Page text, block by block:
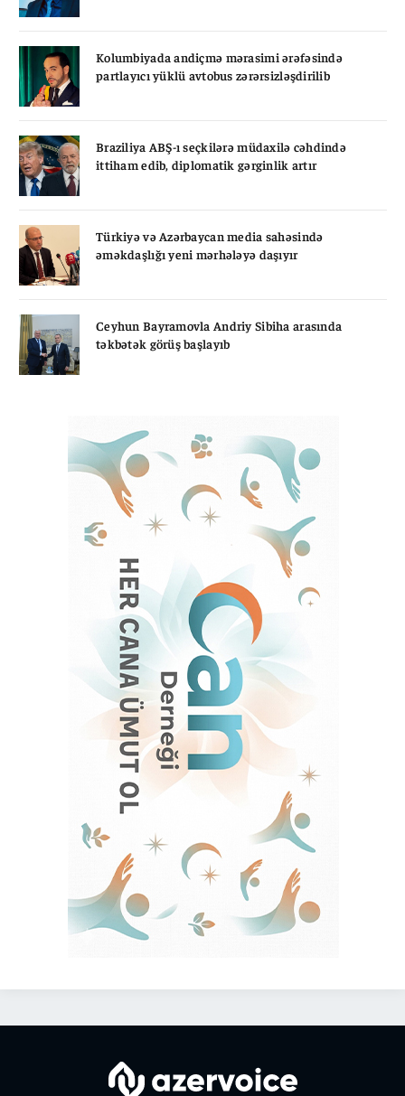
Kolumbiyada andiçmə mərasimi ərəfəsində
partlayıcı yüklü avtobus zərərsizləşdirilib
Braziliya ABŞ-ı seçkilərə müdaxilə cəhdində
ittiham edib, diplomatik gərginlik artır
Türkiyə və Azərbaycan media sahəsində
əməkdaşlığı yeni mərhələyə daşıyır
Ceyhun Bayramovla Andriy Sibiha arasında
təkbətək görüş başlayıb